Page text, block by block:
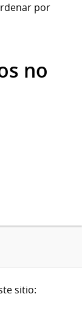
por
no
sitio: